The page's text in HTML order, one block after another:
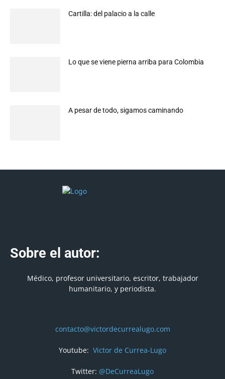
Cartilla: del palacio a la calle
Lo que se viene pierna arriba para Colombia
A pesar de todo, sigamos caminando
Sobre el autor:
Médico, profesor universitario, escritor, trabajador
humanitario, y periodista.
contacto@victordecurrealugo.com
Youtube: Victor de Currea-Lugo
Twitter: @DeCurreaLugo